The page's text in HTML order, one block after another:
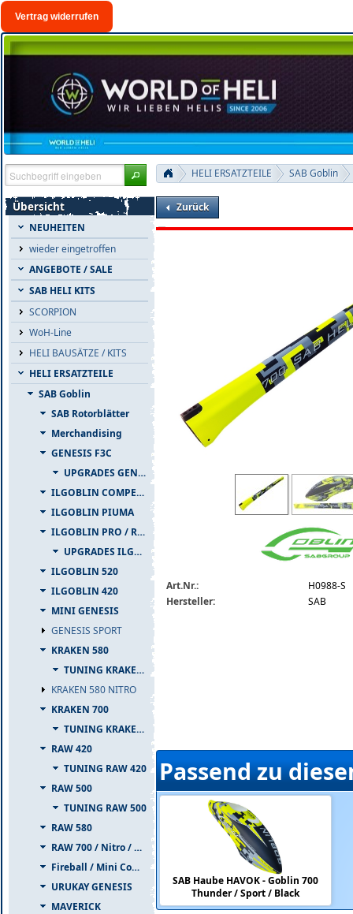
Vertrag widerrufen
Übersicht
NEUHEITEN
wieder eingetroffen
ANGEBOTE / SALE
SAB HELI KITS
SCORPION
WoH-Line
HELI BAUSÄTZE / KITS
HELI ERSATZTEILE
SAB Goblin
SAB Rotorblätter
Merchandising
GENESIS F3C
UPGRADES GENESIS F3C
ILGOBLIN COMPETIZIONE
ILGOBLIN PIUMA
ILGOBLIN PRO / RAW 700
UPGRADES ILGOBLIN PRO / RAW 700
ILGOBLIN 520
ILGOBLIN 420
MINI GENESIS
GENESIS SPORT
KRAKEN 580
TUNING KRAKEN 580
KRAKEN 580 NITRO
KRAKEN 700
TUNING KRAKEN 700
RAW 420
TUNING RAW 420
RAW 500
TUNING RAW 500
RAW 580
RAW 700 / Nitro / PIUMA
Fireball / Mini Comet
URUKAY GENESIS
MAVERICK
HELI ERSATZTEILE SAB Goblin
Zurück
Art.Nr.:
H0988-S
Hersteller:
SAB
Passend zu
SAB Haube HAVOK - Goblin 700
Thunder / Sport / Black